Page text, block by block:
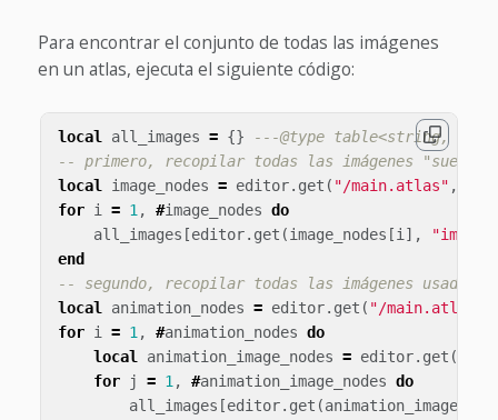
Para encontrar el conjunto de todas las imágenes
en un atlas, ejecuta el siguiente código:
local all_images = {}
---@type table<string,
-- primero, recopilar todas las imágenes
local image_nodes = editor. get ( "/main.atlas" ,
for i = 1, #image_nodes do
all_images [editor. get (image_nodes [i], "image"
end
-- segundo, recopilar todas las imágenes usadas
local animation_nodes = editor. get ( "/main.atlas"
for i = 1, #animation_nodes do
local animation_image_nodes = editor. get (
for
j = 1, #animation_image_nodes do
all_images [editor. get (